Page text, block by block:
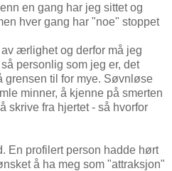
en gang har jeg sittet og
hver gang har "noe" stoppet
ærlighet og derfor må jeg
personlig som jeg er, det
grensen til for mye. Søvnløse
minner, å kjenne på smerten
skrive fra hjertet - så hvorfor
En profilert person hadde hørt
å ha meg som "attraksjon"